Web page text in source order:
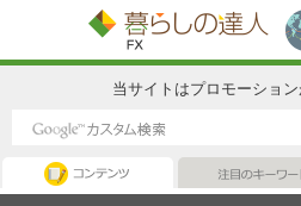
当サイトはプロモーショ
FX 注目のキーワ